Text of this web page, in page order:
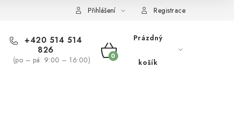
Používaní souborů cookies Reklamační řád
Přihlášení Registrace
+420 514 514
826
(po – pá: 9:00 – 16:00)
NÁKUPNÍ
Prázdný
košík